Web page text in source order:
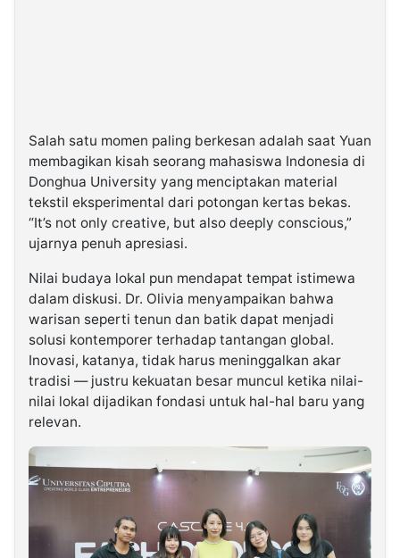
Salah satu momen paling berkesan adalah saat Yuan
membagikan kisah seorang mahasiswa Indonesia di
Donghua University yang menciptakan material
tekstil eksperimental dari potongan kertas bekas.
“It’s not only creative, but also deeply conscious,”
ujarnya penuh apresiasi.
Nilai budaya lokal pun mendapat tempat istimewa
dalam diskusi. Dr. Olivia menyampaikan bahwa
warisan seperti tenun dan batik dapat menjadi
solusi kontemporer terhadap tantangan global.
Inovasi, katanya, tidak harus meninggalkan akar
tradisi — justru kekuatan besar muncul ketika nilai-
nilai lokal dijadikan fondasi untuk hal-hal baru yang
relevan.